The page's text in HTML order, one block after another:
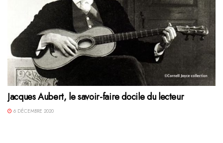
Jacques Aubert, le savoir-faire docile du lecteur
6 DÉCEMBRE 2020